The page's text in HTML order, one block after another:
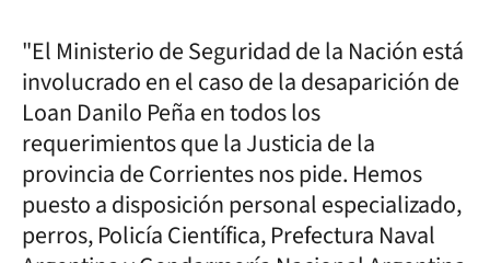
"El Ministerio de Seguridad de la Nación está
involucrado en el caso de la desaparición de
Loan Danilo Peña en todos los
requerimientos que la Justicia de la
provincia de Corrientes nos pide. Hemos
puesto a disposición personal especializado,
perros, Policía Científica, Prefectura Naval